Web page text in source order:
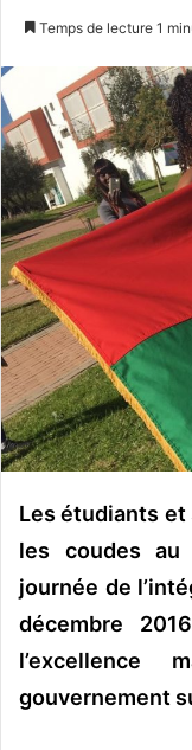
o
y
e
r
u
n
c
u
r
l
Temps de lecture 1
Les étudiants
les coudes au
journée de
décembre
l’excellence
gouvernement